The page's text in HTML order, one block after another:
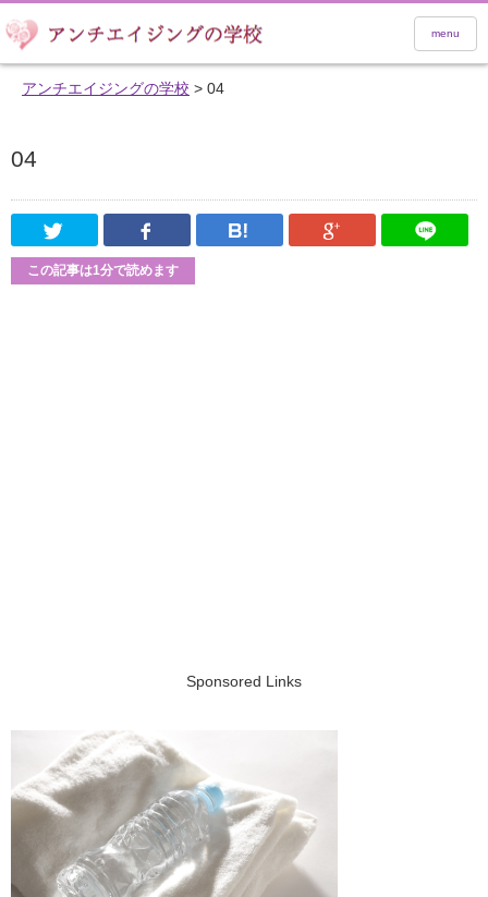
menu
アンチエイジングの学校 > 04
04
Twitter Facebook はてなブックマーク
Google
この記事は1分で読めます
Sponsored Links